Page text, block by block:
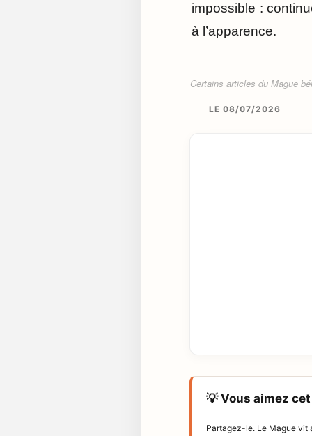
impossible :
à l’apparence.
Certains articles du Mague
LE 08/07/2026
💡 Vous aimez
Partagez-le. Le Mague vit